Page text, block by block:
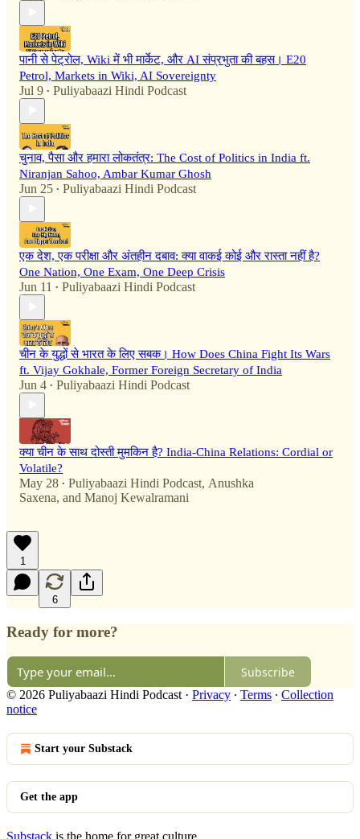
पानी से पेट्रोल, Wiki में भी मार्केट, और AI संप्रभुता की बहस। E20
Petrol, Markets in Wiki, AI Sovereignty
Jul 9 • Puliyabaazi Hindi Podcast
चुनाव, पैसा और हमारा लोकतंत्र: The Cost of Politics in India ft.
Niranjan Sahoo, Ambar Kumar Ghosh
Jun 25 • Puliyabaazi Hindi Podcast
एक देश, एक परीक्षा और अंतहीन दबाव: क्या वाकई कोई और रास्ता नहीं है?
One Nation, One Exam, One Deep Crisis
Jun 11 • Puliyabaazi Hindi Podcast
चीन के युद्धों से भारत के लिए सबक। How Does China Fight Its Wars
ft. Vijay Gokhale, Former Foreign Secretary of India
Jun 4 • Puliyabaazi Hindi Podcast
क्या चीन के साथ दोस्ती मुमकिन है? India-China Relations: Cordial or
Volatile?
May 28 • Puliyabaazi Hindi Podcast, Anushka
Saxena, and Manoj Kewalramani
1
6
Ready for more?
Subscribe
© 2026 Puliyabaazi Hindi Podcast · Privacy ∙ Terms ∙ Collection
notice
Start your Substack
Get the app